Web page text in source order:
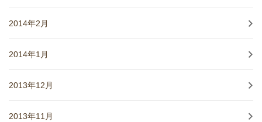
2014年2月
2014年1月
2013年12月
2013年11月